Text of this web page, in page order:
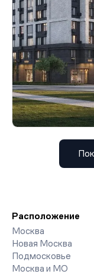
Расположение
Москва
Новая Москва
Подмосковье
Москва и МО